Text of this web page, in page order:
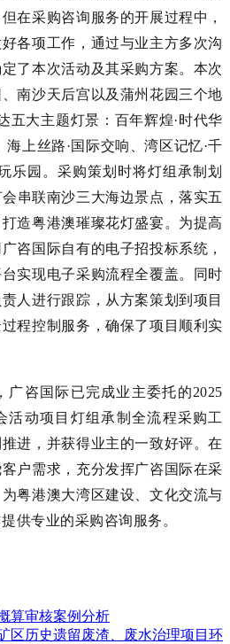
在采购咨询服务的开展过程中，
各项工作，通过与业主方多次沟
了本次活动及其采购方案。本次
南沙天后宫以及蒲州花园三个地
五大主题灯景：百年辉煌·时代华
上丝路·国际交响、湾区记忆·千
乐园。采购策划时将灯组承制划
串联南沙三大海边景点，落实五
造粤港澳璀璨花灯盛宴。为提高
咨国际自有的电子招投标系统，
实现电子采购流程全覆盖。同时
人进行跟踪，从方案策划到项目
程控制服务，确保了项目顺利实
广咨国际已完成业主委托的2025
活动项目灯组承制全流程采购工
进，并获得业主的一致好评。在
户需求，充分发挥广咨国际在采
粤港澳大湾区建设、文化交流与
供专业的采购咨询服务。
算审核案例分析
区历史遗留废渣、废水治理项目环